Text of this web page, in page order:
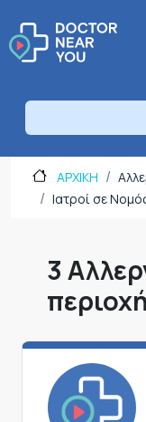
ΑΡΧΙΚΗ
Ιατροί σε
3